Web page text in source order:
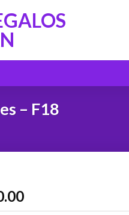
– F18